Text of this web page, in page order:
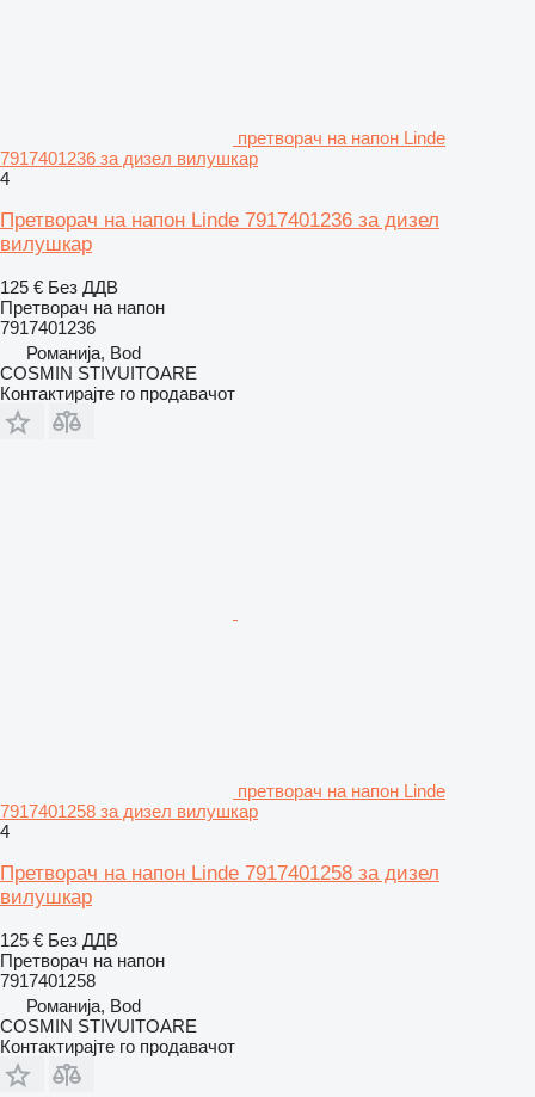
претворач на напон Linde
7917401236 за дизел вилушкар
4
Претворач на напон Linde 7917401236 за дизел
вилушкар
125 € Без ДДВ
Претворач на напон
7917401236
Романија, Bod
COSMIN STIVUITOARE
Контактирајте го продавачот
претворач на напон Linde
7917401258 за дизел вилушкар
4
Претворач на напон Linde 7917401258 за дизел
вилушкар
125 € Без ДДВ
Претворач на напон
7917401258
Романија, Bod
COSMIN STIVUITOARE
Контактирајте го продавачот